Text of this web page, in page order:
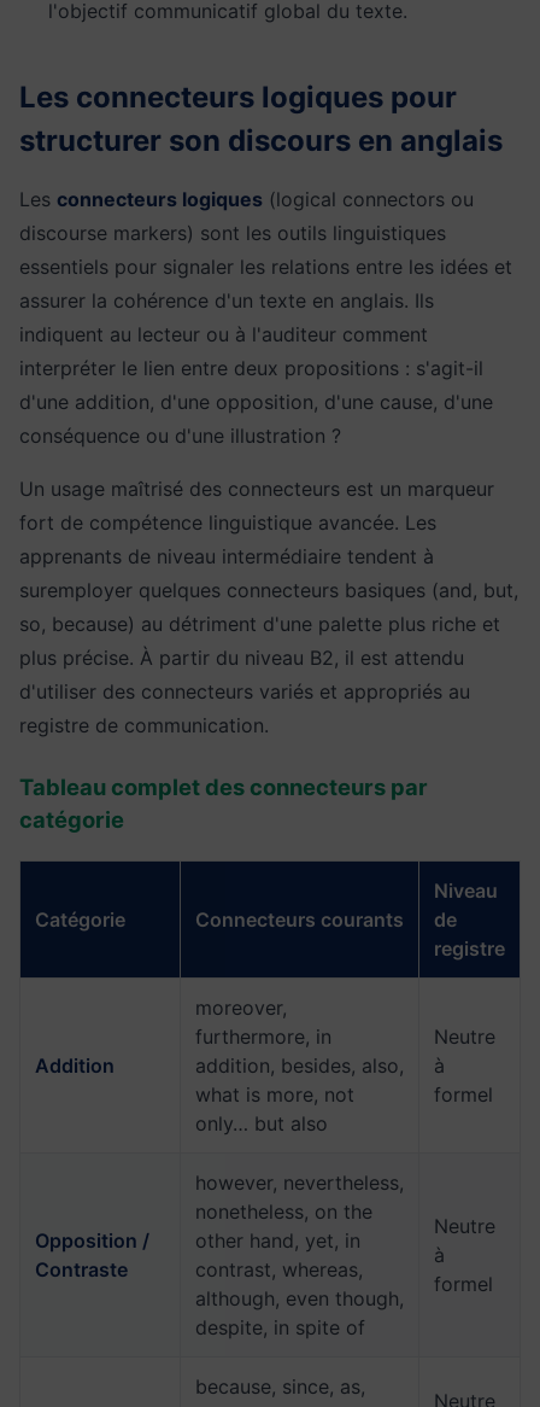
l'objectif communicatif global du texte.
Les connecteurs logiques pour
structurer son discours en anglais
Les connecteurs logiques (logical connectors ou
discourse markers) sont les outils linguistiques
essentiels pour signaler les relations entre les idées et
assurer la cohérence d'un texte en anglais. Ils
indiquent au lecteur ou à l'auditeur comment
interpréter le lien entre deux propositions : s'agit-il
d'une addition, d'une opposition, d'une cause, d'une
conséquence ou d'une illustration ?
Un usage maîtrisé des connecteurs est un marqueur
fort de compétence linguistique avancée. Les
apprenants de niveau intermédiaire tendent à
suremployer quelques connecteurs basiques (and, but,
so, because) au détriment d'une palette plus riche et
plus précise. À partir du niveau B2, il est attendu
d'utiliser des connecteurs variés et appropriés au
registre de communication.
Tableau complet des connecteurs par
catégorie
Catégorie Connecteurs courants
Niveau
de
registre
Addition
moreover,
furthermore, in
addition, besides, also,
what is more, not
only… but also
Neutre
à
formel
Opposition /
Contraste
however, nevertheless,
nonetheless, on the
other hand, yet, in
contrast, whereas,
although, even though,
despite, in spite of
Neutre
à
formel
because, since, as,
Neutre